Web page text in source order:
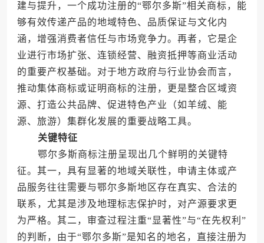
建与提升，一个成功注册的“鄂尔多斯”相关商标，能
够有效传递产品的地域特色、品质保证与文化内
涵，增强消费者信任与市场竞争力。再者，它是企
业进行市场扩张、连锁经营、融资抵押等商业活动
的重要产权基础。对于地方政府与行业协会而言，
推动集体商标或证明商标的注册，更是整合区域资
源、打造公共品牌、促进特色产业（如羊绒、能
源、旅游）集群化发展的重要战略工具。
关键特征
鄂尔多斯商标注册呈现出几个鲜明的关键特
征。其一，具有显著的地域关联性，申请主体或产
品服务往往需要与鄂尔多斯地区存在真实、合法的
联系，尤其是涉及地理标志保护时，对产源要求更
为严格。其二，审查过程注重“显著性”与“在先权利”
的判断，由于“鄂尔多斯”是知名的地名，直接注册为